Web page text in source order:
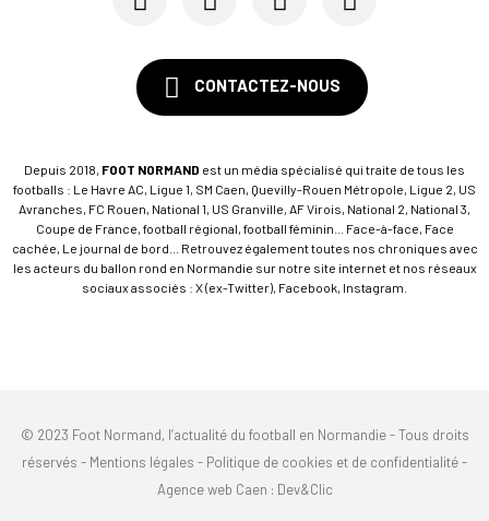
CONTACTEZ-NOUS
Depuis 2018, FOOT NORMAND est un média spécialisé qui traite de tous les
footballs : Le Havre AC, Ligue 1, SM Caen, Quevilly-Rouen Métropole, Ligue 2, US
Avranches, FC Rouen, National 1, US Granville, AF Virois, National 2, National 3,
Coupe de France, football régional, football féminin... Face-à-face, Face
cachée, Le journal de bord... Retrouvez également toutes nos chroniques avec
les acteurs du ballon rond en Normandie sur notre site internet et nos réseaux
sociaux associés : X (ex-Twitter), Facebook, Instagram.
© 2023 Foot Normand, l’actualité du football en Normandie - Tous droits
réservés - Mentions légales - Politique de cookies et de confidentialité-
Agence web Caen : Dev&Clic